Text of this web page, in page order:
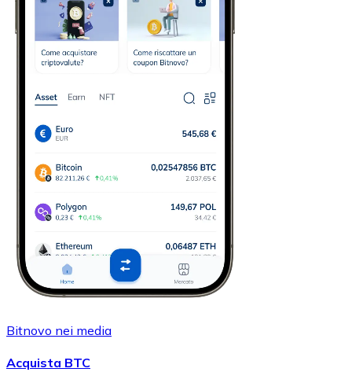
Bitnovo nei media
Acquista BTC